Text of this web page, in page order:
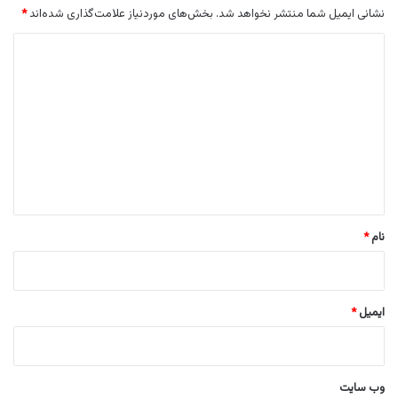
نشانی ایمیل شما منتشر نخواهد شد. بخش‌های موردنیاز علامت‌گذاری شده‌اند*
نام*
ایمیل*
وب‌ سایت